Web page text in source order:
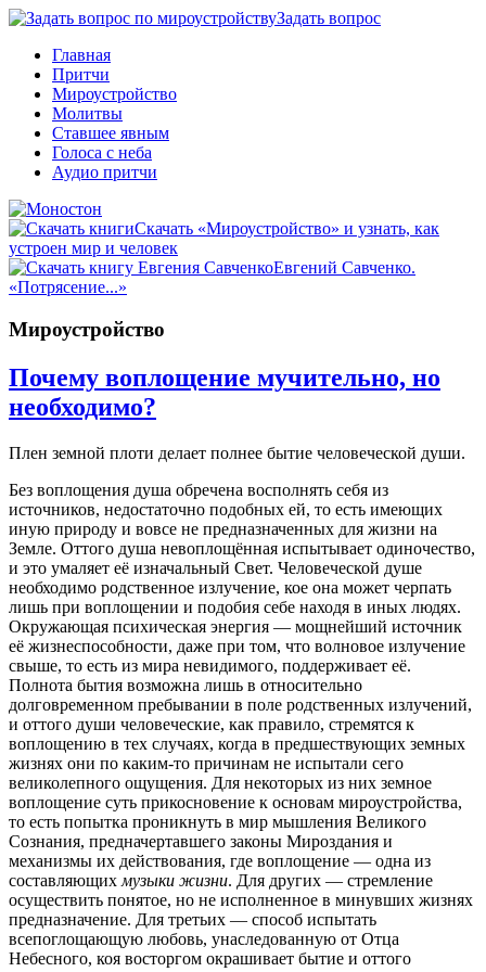
Задать вопрос
Главная
Притчи
Мироустройство
Молитвы
Ставшее явным
Голоса с неба
Аудио притчи
Скачать «Мироустройство» и узнать, как
устроен мир и человек
Евгений Савченко.
«Потрясение...»
Мироустройство
Почему воплощение мучительно, но
необходимо?
Плен земной плоти делает полнее бытие человеческой души.
Без воплощения душа обречена восполнять себя из
источников, недостаточно подобных ей, то есть имеющих
иную природу и вовсе не предназначенных для жизни на
Земле. Оттого душа невоплощённая испытывает одиночество,
и это умаляет её изначальный Свет. Человеческой душе
необходимо родственное излучение, кое она может черпать
лишь при воплощении и подобия себе находя в иных людях.
Окружающая психическая энергия — мощнейший источник
её жизнеспособности, даже при том, что волновое излучение
свыше, то есть из мира невидимого, поддерживает её.
Полнота бытия возможна лишь в относительно
долговременном пребывании в поле родственных излучений,
и оттого души человеческие, как правило, стремятся к
воплощению в тех случаях, когда в предшествующих земных
жизнях они по каким-то причинам не испытали сего
великолепного ощущения. Для некоторых из них земное
воплощение суть прикосновение к основам мироустройства,
то есть попытка проникнуть в мир мышления Великого
Сознания, предначертавшего законы Мироздания и
механизмы их действования, где воплощение — одна из
составляющих музыки жизни. Для других — стремление
осуществить понятое, но не исполненное в минувших жизнях
предназначение. Для третьих — способ испытать
всепоглощающую любовь, унаследованную от Отца
Небесного, коя восторгом окрашивает бытие и оттого